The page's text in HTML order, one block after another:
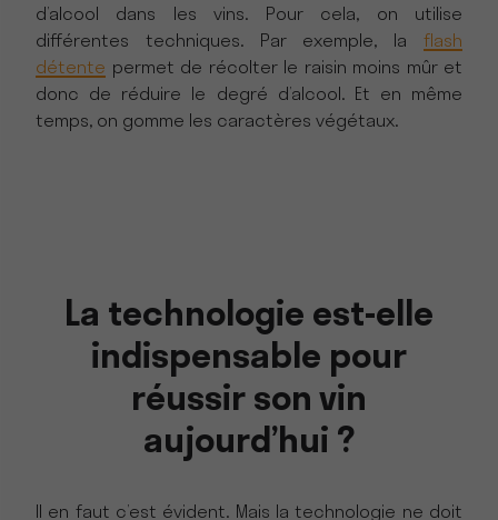
d’alcool dans les vins. Pour cela, on utilise
différentes techniques. Par exemple, la flash
détente permet de récolter le raisin moins mûr et
donc de réduire le degré d’alcool. Et en même
temps, on gomme les caractères végétaux.
La technologie est-elle
indispensable pour
réussir son vin
aujourd’hui ?
Il en faut c’est évident. Mais la technologie ne doit